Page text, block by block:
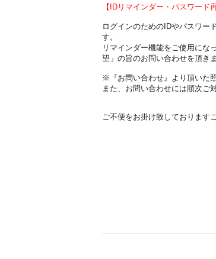
【IDリマインダー・パスワード
ログインのためのIDやパスワー
す。
リマインダー機能をご使用にな
望」の旨のお問い合わせを頂き
※『お問い合わせ』より頂いた
また、お問い合わせには順次ご
ご不便をお掛け致しております